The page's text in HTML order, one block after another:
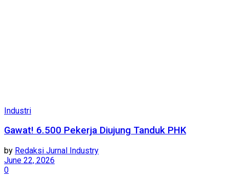
Industri
Gawat! 6.500 Pekerja Diujung Tanduk PHK
by Redaksi Jurnal Industry
June 22, 2026
0